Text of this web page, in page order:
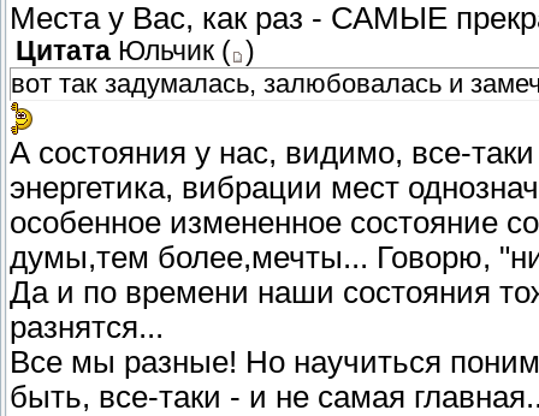
Места у Вас, как раз - САМЫЕ
Цитата Юльчик ( )
вот так задумалась, залюбовалась и
А состояния у нас, видимо, все-
энергетика, вибрации мест
особенное измененное состояние
думы,тем более,мечты... Говорю,
Да и по времени наши состояния
разнятся...
Все мы разные! Но научиться
быть, все-таки - и не самая